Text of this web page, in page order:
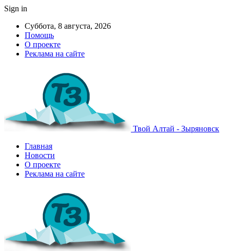
Sign in
Суббота, 8 августа, 2026
Помощь
О проекте
Реклама на сайте
Твой Алтай - Зыряновск
Главная
Новости
О проекте
Реклама на сайте